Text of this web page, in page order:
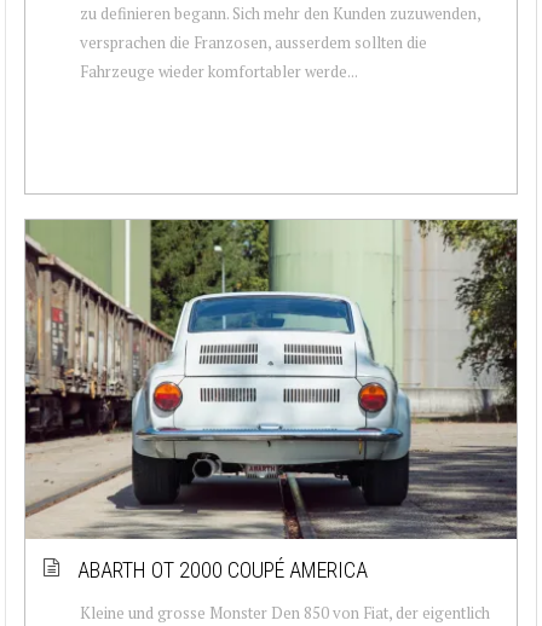
zu definieren begann. Sich mehr den Kunden zuzuwenden,
versprachen die Franzosen, ausserdem sollten die
Fahrzeuge wieder komfortabler werde...
ABARTH OT 2000 COUPÉ AMERICA
Kleine und grosse Monster Den 850 von Fiat, der eigentlich